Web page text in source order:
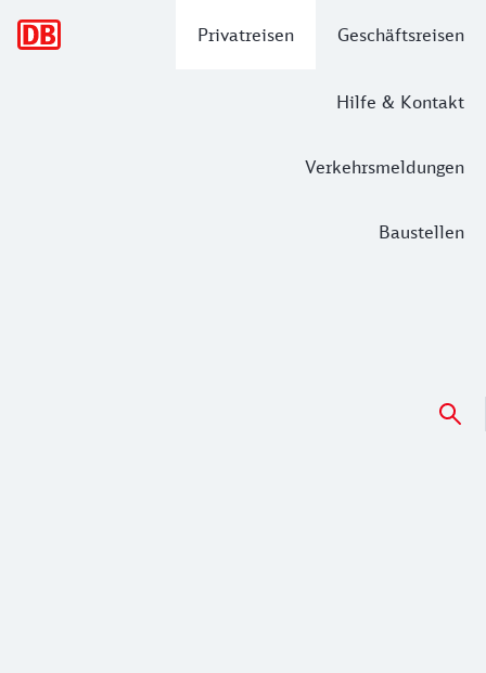
Privatreisen Geschäftsreisen
Hilfe & Kontakt
Verkehrsmeldungen
Baustellen